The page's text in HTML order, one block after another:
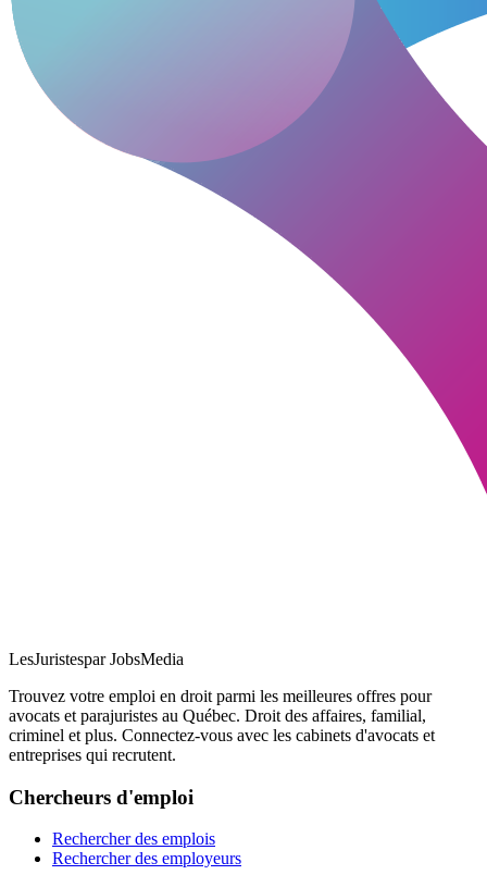
LesJuristespar JobsMedia
Trouvez votre emploi en droit parmi les meilleures offres pour
avocats et parajuristes au Québec. Droit des affaires, familial,
criminel et plus. Connectez-vous avec les cabinets d'avocats et
entreprises qui recrutent.
Chercheurs d'emploi
Rechercher des emplois
Rechercher des employeurs